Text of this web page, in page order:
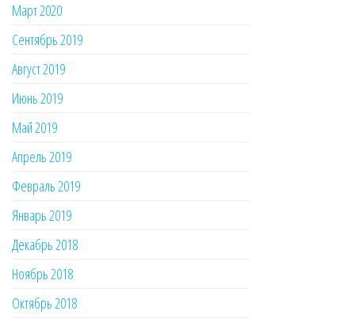
Март 2020
Сентябрь 2019
Август 2019
Июнь 2019
Май 2019
Апрель 2019
Февраль 2019
Январь 2019
Декабрь 2018
Ноябрь 2018
Октябрь 2018